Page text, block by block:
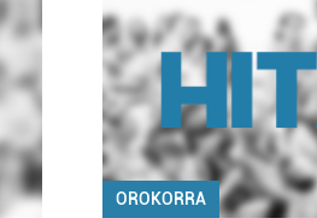
OROKORRA